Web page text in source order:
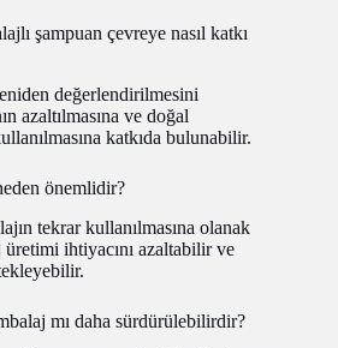
şampuan çevreye nasıl katkı
değerlendirilmesini
azaltılmasına ve doğal
katkıda bulunabilir.
önemlidir?
tekrar kullanılmasına olanak
ihtiyacını azaltabilir ve
mı daha sürdürülebilirdir?